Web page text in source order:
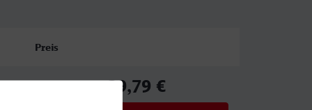
Preis
39,79 €